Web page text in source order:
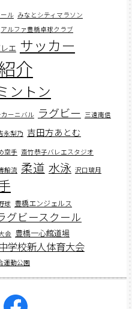
ル みなとシティマラソン
アルファ豊橋卓球クラブ
エ サッカー
介
ントン
ーニバル ラグビー 三遠南信
永梨乃 吉田方あとむ
空手 斎竹恭子バレエスタジオ
館流 柔道 水泳 沢口璃月
球 豊橋エンジェルス
グビースクール
会 豊橋一心館道場
学校新人体育大会
運動公園